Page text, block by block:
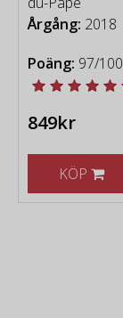
Årgång: 2018
Poäng: 97/100
849kr
KÖP